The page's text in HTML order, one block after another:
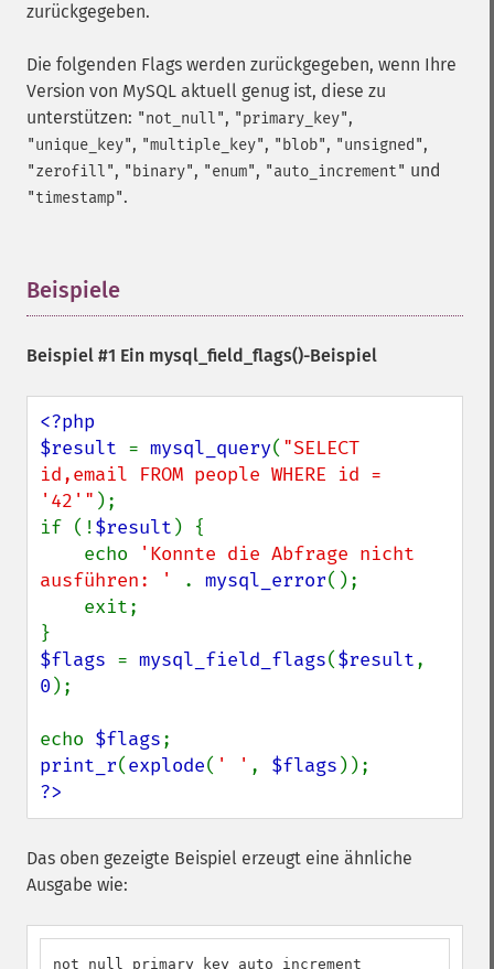
zurückgegeben.
Die folgenden Flags werden zurückgegeben, wenn Ihre
Version von MySQL aktuell genug ist, diese zu
unterstützen: "not_null", "primary_key",
"unique_key", "multiple_key", "blob", "unsigned",
"zerofill", "binary", "enum", "auto_increment" und
"timestamp".
Beispiele
Beispiel #1 Ein mysql_field_flags()-Beispiel
<?php
$result = mysql_query( "SELECT
id,email FROM people WHERE id =
'42'" );
if (!$result ) {
    echo
'Konnte die Abfrage nicht
ausführen: '
. mysql_error();
$flags = mysql_field_flags($result
0 );
echo $flags
print_r(explode( ' ' , $flags
?>
Das oben gezeigte Beispiel erzeugt eine ähnliche
Ausgabe wie:
not_null primary_key auto_increment